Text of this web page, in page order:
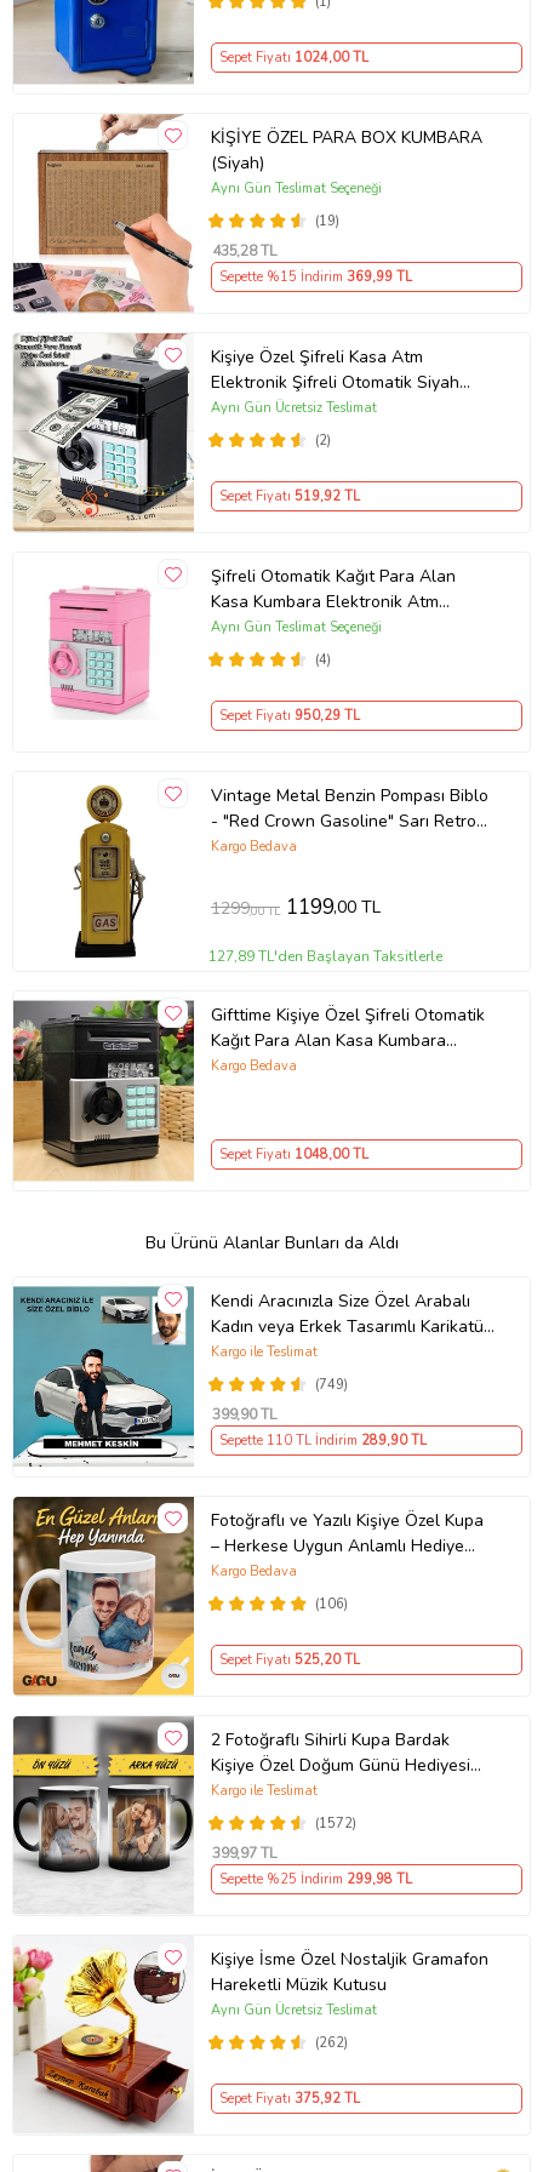
Sepet Fiyatı 1024,00 TL
KİŞİYE ÖZEL PARA BOX KUMBARA
(Siyah)
(19)
Aynı Gün Teslimat Seçeneği
435,28 TL
Sepette %15 İndirim 369,99 TL
Kişiye Özel Şifreli Kasa Atm
Elektronik Şifreli Otomatik Siyah
Kumbara
(2)
Aynı Gün Ücretsiz Teslimat
Sepet Fiyatı 519,92 TL
Şifreli Otomatik Kağıt Para Alan
Kasa Kumbara Elektronik Atm
(Pembe)
(4)
Aynı Gün Teslimat Seçeneği
Sepet Fiyatı 950,29 TL
Vintage Metal Benzin Pompası Biblo
- "Red Crown Gasoline" Sarı Retro
Dekoratif Kumbara
Kargo Bedava
1299,00 TL 1199,00 TL
127,89 TL'den Başlayan Taksitlerle
Gifttime Kişiye Özel Şifreli Otomatik
Kağıt Para Alan Kasa Kumbara
(Siyah)
Kargo Bedava
Sepet Fiyatı 1048,00 TL
Bu Ürünü Alanlar Bunları da Aldı
Kendi Aracınızla Size Özel Arabalı
Kadın veya Erkek Tasarımlı Karikatür
Biblo , Babalar Günü Hediyesi,
Erkeğe Hediye, Rent A Car Hediyesi
(749)
Kargo ile Teslimat
399,90 TL
Sepette 110 TL İndirim 289,90 TL
Fotoğraflı ve Yazılı Kişiye Özel Kupa
– Herkese Uygun Anlamlı Hediye
Porselen Baskılı Kupa (Beyaz)
(106)
Kargo Bedava
Sepet Fiyatı 525,20 TL
2 Fotoğraflı Sihirli Kupa Bardak
Kişiye Özel Doğum Günü Hediyesi
Sevgiliye Hediye Anneye Babaya
Ablaya Abiye Kız Erkek Kardeşe
Arkadaşa Resimli Günü Yıl Dönümü
Hediyesi
(1572)
Kargo ile Teslimat
399,97 TL
Sepette %25 İndirim 299,98 TL
Kişiye İsme Özel Nostaljik Gramafon
Hareketli Müzik Kutusu
(262)
Aynı Gün Ücretsiz Teslimat
Sepet Fiyatı 375,92 TL